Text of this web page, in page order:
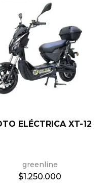
ELÉCTRICA XT-12
greenline
$1.250.000